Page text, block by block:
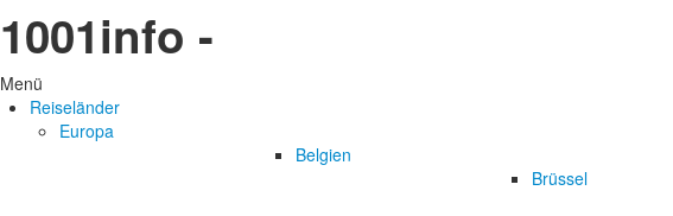
1001info -
Menü
Reiseländer
Europa
Belgien
Brüssel